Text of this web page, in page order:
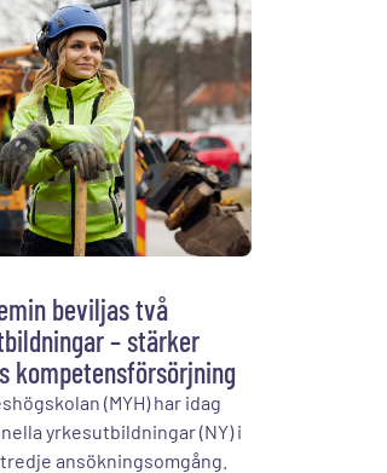
beviljas två
– stärker
kompetensförsörjning
(MYH) har idag
yrkesutbildningar (NY) i
ansökningsomgång.